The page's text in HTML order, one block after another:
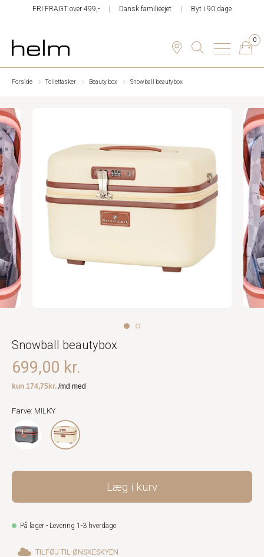
FRI FRAGT over 499,- Dansk familieejet Byt i 90 dage
0
Forside Toilettasker Beauty box Snowball beautybox
Snowball beautybox
699,00 kr.
Farve: MILKY
Læg i kurv
På lager - Levering 1-3 hverdage
TILFØJ TIL ØNSKESKYEN